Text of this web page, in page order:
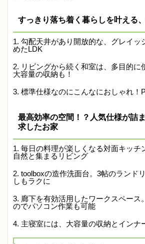
すっきり落ち着く暮らしを叶える
勾配天井があり開放的な、グレイッ
めたLDK
リビングから続く和室は、多目的に
大容量の収納も！
標準仕様なのにこんなにおしゃれ！
最高効率の空間！？人気仕様が詰
求したお家
毎日の料理が楽しくなる対面キッチ
自然と集まるリビング
toolboxの造作洗面台。3帖のランド
しもラクに
廊下を有効活用したワークスペース
のでパソコン作業も可能
主寝室には、大容量の収納とインナ